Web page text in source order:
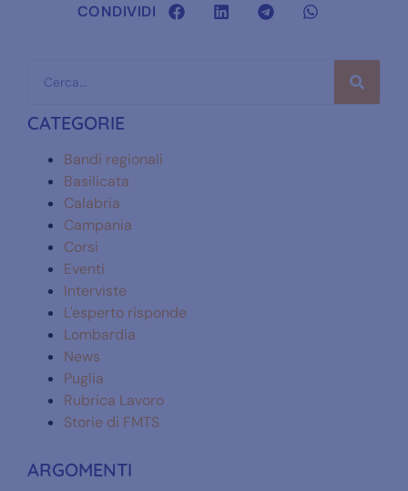
CONDIVIDI
CATEGORIE
Bandi regionali
Basilicata
Calabria
Campania
Corsi
Eventi
Interviste
L'esperto risponde
Lombardia
News
Puglia
Rubrica Lavoro
Storie di FMTS
ARGOMENTI